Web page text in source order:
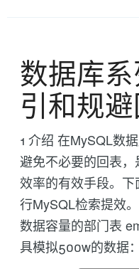
数据库
引和规
1 介绍 在MySQL数
避免不必要的回表
效率的有效手段。
行MySQL检索提效
数据容量的部门表
具模拟500w的数据